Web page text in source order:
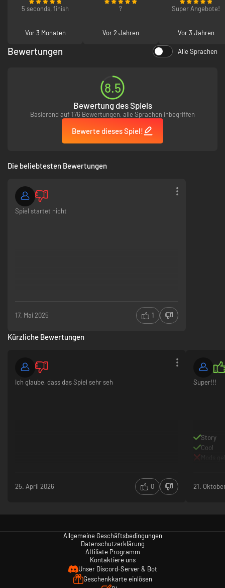
5 seconds, finish
Vor 3 Monaten
?
Vor 2 Jahren
Super Angebote!
Vor 3 Jahren
Bewertungen Alle Sprachen
8.5
Bewertung des Spiels
Basierend auf 176 Bewertungen, alle Sprachen inbegriffen
Bewerte dieses Spiel!
Die beliebtesten Bewertungen
Spiel startet nicht
17. Mai 2025 1
Kürzliche Bewertungen
Ich glaube, dass das Spiel sehr seh
25. April 2026 0
Super!!!
Story
Cool
Mods
21.
Allgemeine Geschäftsbedingungen
Datenschutzerklärung
Affiliate Programm
Kontaktiere uns
Unser Discord-Server & Bot
Geschenkkarte einlösen